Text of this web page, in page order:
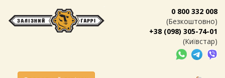
0 800 332 008
(Безкоштовно)
+38 (098) 305-74-01
(Київстар)